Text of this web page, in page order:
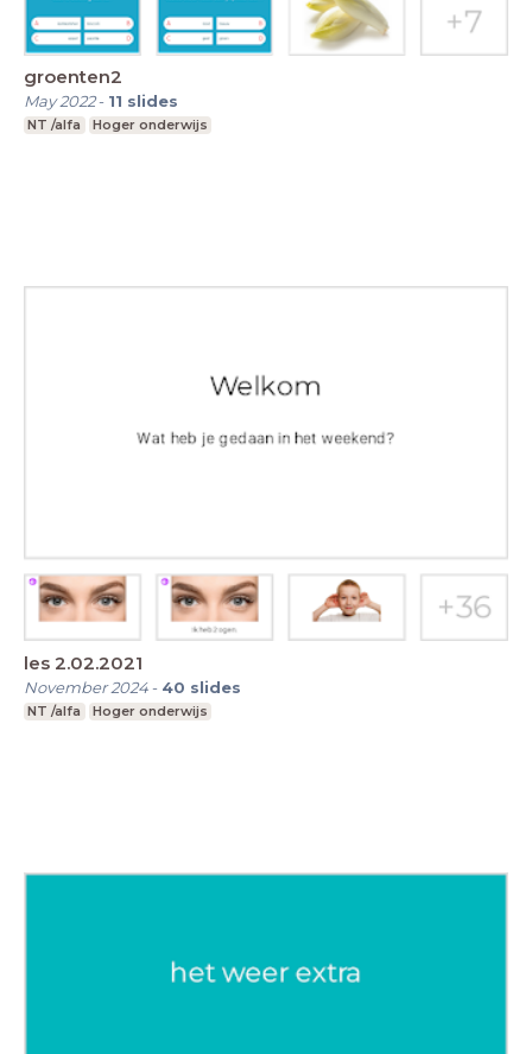
groenten2
May 2022- 11 slides
NT /alfa Hoger onderwijs
les 2.02.2021
November 2024- 40 slides
NT /alfa Hoger onderwijs